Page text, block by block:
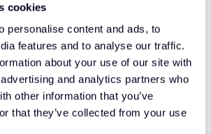
cookies
personalise content and ads, to
features and to analyse our traffic.
about your use of our site with
and analytics partners who
other information that you’ve
that they’ve collected from your use
het maken van de juiste keuze
afhalen?